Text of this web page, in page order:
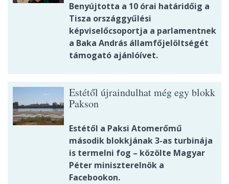
Benyújtotta a 10 órai határidőig a
Tisza országgyűlési
képviselőcsoportja a parlamentnek
a Baka András államfőjelöltségét
támogató ajánlóívet.
Estétől újraindulhat még egy blokk
Pakson
Estétől a Paksi Atomerőmű
második blokkjának 3-as turbinája
is termelni fog – közölte Magyar
Péter miniszterelnök a
Facebookon.